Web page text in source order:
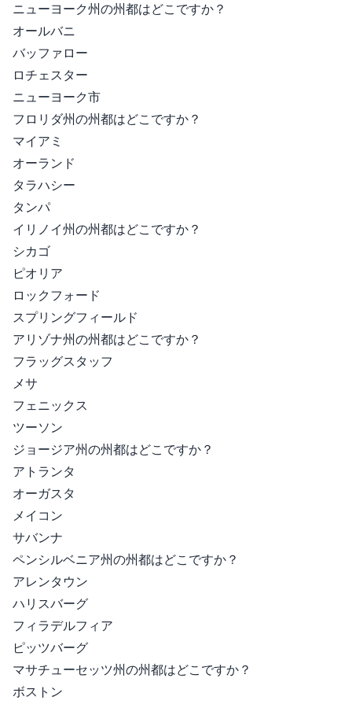
ニューヨーク州の州都はどこですか？
オールバニ
バッファロー
ロチェスター
ニューヨーク市
フロリダ州の州都はどこですか？
マイアミ
オーランド
タラハシー
タンパ
イリノイ州の州都はどこですか？
シカゴ
ピオリア
ロックフォード
スプリングフィールド
アリゾナ州の州都はどこですか？
フラッグスタッフ
メサ
フェニックス
ツーソン
ジョージア州の州都はどこですか？
アトランタ
オーガスタ
メイコン
サバンナ
ペンシルベニア州の州都はどこですか？
アレンタウン
ハリスバーグ
フィラデルフィア
ピッツバーグ
マサチューセッツ州の州都はどこですか？
ボストン